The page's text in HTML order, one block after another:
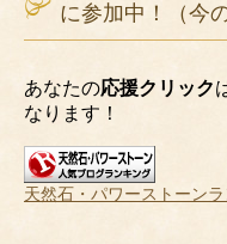
に参加中！（今
あなたの応援クリック
なります！
天然石・パワーストーン